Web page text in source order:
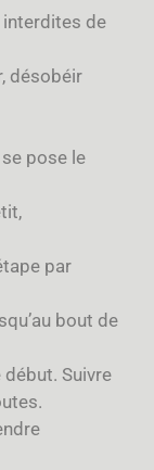
de
désobéir
pose le
par
bout de
Suivre